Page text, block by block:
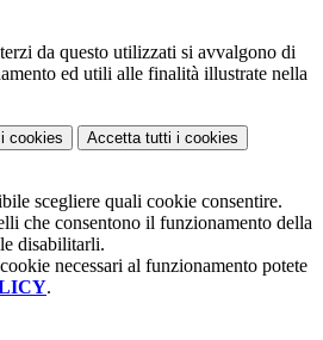
da questo utilizzati si avvalgono di
ed utili alle finalità illustrate nella
i cookies Accetta tutti i cookies
scegliere quali cookie consentire.
che consentono il funzionamento della
disabilitarli.
necessari al funzionamento potete
.